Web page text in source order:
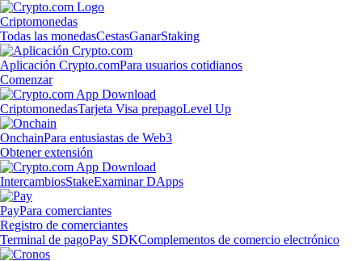
Criptomonedas
Todas las monedasCestasGanarStaking
Aplicación Crypto.comPara usuarios cotidianos
Comenzar
CriptomonedasTarjeta Visa prepagoLevel Up
OnchainPara entusiastas de Web3
Obtener extensión
IntercambiosStakeExaminar DApps
PayPara comerciantes
Registro de comerciantes
Terminal de pagoPay SDKComplementos de comercio electrónico